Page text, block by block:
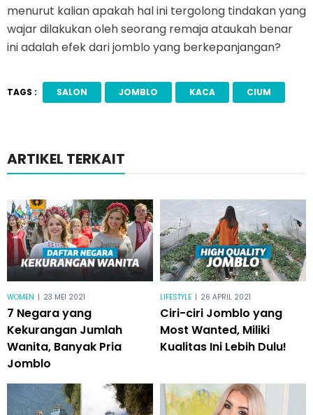
menurut kalian apakah hal ini tergolong tindakan yang
wajar dilakukan oleh seorang remaja ataukah benar
ini adalah efek dari jomblo yang berkepanjangan?
TAGS : SALON JOMBLO KACA CIUM
ARTIKEL TERKAIT
WOMEN | 23 MEI 2021
7 Negara yang
Kekurangan Jumlah
Wanita, Banyak Pria
Jomblo
LIFESTYLE | 26 APRIL 2021
Ciri-ciri Jomblo yang
Most Wanted, Miliki
Kualitas Ini Lebih Dulu!